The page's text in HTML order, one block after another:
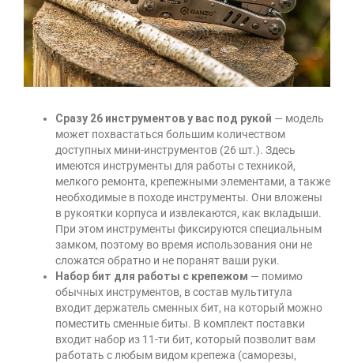
Сразу 26 инструментов у вас под рукой — модель
может похвастаться большим количеством
доступных мини-инструментов (26 шт.). Здесь
имеются инструменты для работы с техникой,
мелкого ремонта, крепежными элементами, а также
необходимые в походе инструменты. Они вложены
в рукоятки корпуса и извлекаются, как вкладыши.
При этом инструменты фиксируются специальным
замком, поэтому во время использования они не
сложатся обратно и не поранят ваши руки.
Набор бит для работы с крепежом — помимо
обычных инструментов, в состав мультитула
входит держатель сменных бит, на который можно
поместить сменные биты. В комплект поставки
входит набор из 11-ти бит, который позволит вам
работать с любым видом крепежа (саморезы,